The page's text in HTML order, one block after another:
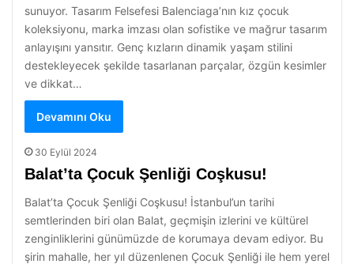
sunuyor. Tasarım Felsefesi Balenciaga’nın kız çocuk
koleksiyonu, marka imzası olan sofistike ve mağrur tasarım
anlayışını yansıtır. Genç kızların dinamik yaşam stilini
destekleyecek şekilde tasarlanan parçalar, özgün kesimler
ve dikkat…
Devamını Oku
30 Eylül 2024
Balat’ta Çocuk Şenliği Coşkusu!
Balat’ta Çocuk Şenliği Coşkusu! İstanbul’un tarihi
semtlerinden biri olan Balat, geçmişin izlerini ve kültürel
zenginliklerini günümüzde de korumaya devam ediyor. Bu
şirin mahalle, her yıl düzenlenen Çocuk Şenliği ile hem yerel